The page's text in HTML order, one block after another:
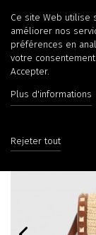
Ce site Web utilise
améliorer nos
préférences en
votre
Accepter.
Plus d'informations
Rejeter tout